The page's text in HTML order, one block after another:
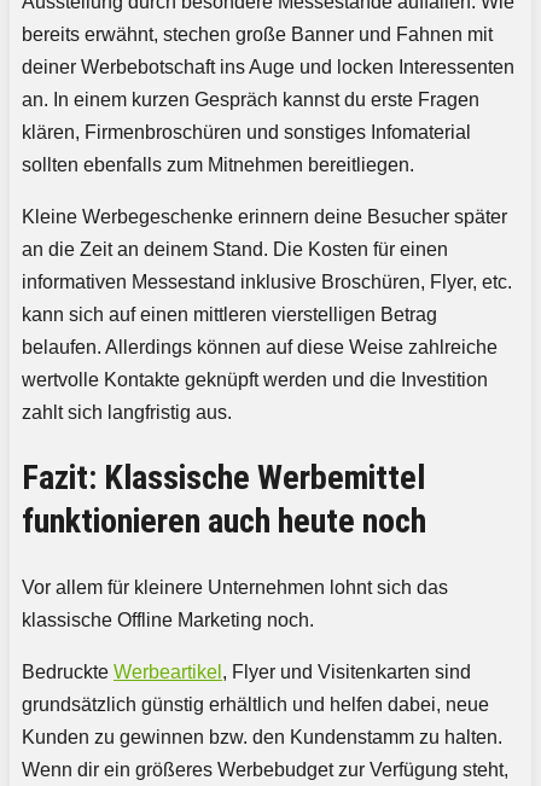
bereits erwähnt, stechen große Banner und Fahnen mit
deiner Werbebotschaft ins Auge und locken Interessenten
an. In einem kurzen Gespräch kannst du erste Fragen
klären, Firmenbroschüren und sonstiges Infomaterial
sollten ebenfalls zum Mitnehmen bereitliegen.
Kleine Werbegeschenke erinnern deine Besucher später
an die Zeit an deinem Stand. Die Kosten für einen
informativen Messestand inklusive Broschüren, Flyer, etc.
kann sich auf einen mittleren vierstelligen Betrag
belaufen. Allerdings können auf diese Weise zahlreiche
wertvolle Kontakte geknüpft werden und die Investition
zahlt sich langfristig aus.
Fazit: Klassische Werbemittel
funktionieren auch heute noch
Vor allem für kleinere Unternehmen lohnt sich das
klassische Offline Marketing noch.
Bedruckte Werbeartikel , Flyer und Visitenkarten sind
grundsätzlich günstig erhältlich und helfen dabei, neue
Kunden zu gewinnen bzw. den Kundenstamm zu halten.
Wenn dir ein größeres Werbebudget zur Verfügung steht,